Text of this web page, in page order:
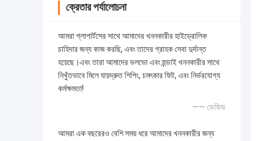
ক্রেতার পর্যালোচনা
আমরা গ্লাপার্টসের সাথে আমাদের খননকারীর হাইড্রোলিক
চাহিদার জন্য কাজ করছি, এবং তাদের গ্রাহক সেবা দুর্দান্ত
হয়েছে।এবং তারা আমাদের ভলভো এবং হুন্ডাই খননকারীর সাথে
নিখুঁতভাবে মিলে যায়দ্রুত শিপিং, চমৎকার ফিট, এবং নির্ভরযোগ্য
কর্মক্ষমতা!
—— ডেভিড
আমরা এক বছরেরও বেশি সময় ধরে আমাদের খননকারীর জন্য